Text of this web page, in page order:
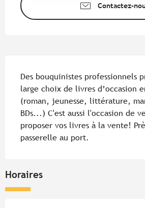
Contactez-
Des bouquinistes professionnels
large choix de livres d’occasion
(roman, jeunesse, littérature,
BDs...) C'est aussi l'occasion de
proposer vos livres à la vente!
passerelle au port.
Horaires